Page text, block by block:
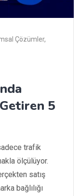
Çözümler,
5
trafik
ölçülüyor.
satış
bağlılığı